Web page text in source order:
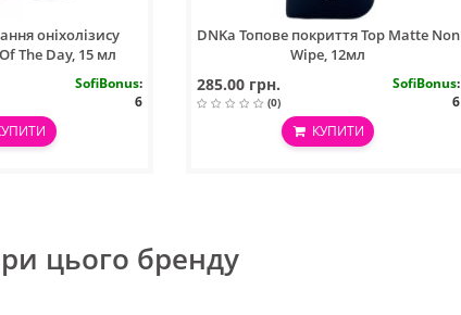
оніхолізису
The Day, 15 мл
SofiBonus:
6
DNKa Топове покриття Top Matte Non
Wipe, 12мл
285.00 грн.
(0)
SofiBonus:
6
КУПИТИ
цього бренду